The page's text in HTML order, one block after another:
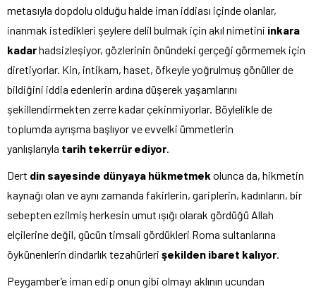
metasıyla dopdolu olduğu halde iman iddiası içinde olanlar,
inanmak istedikleri şeylere delil bulmak için akıl nimetini inkara
kadarhadsizleşiyor, gözlerinin önündeki gerçeği görmemek için
diretiyorlar. Kin, intikam, haset, öfkeyle yoğrulmuş gönüller de
bildiğini iddia edenlerin ardına düşerek yaşamlarını
şekillendirmekten zerre kadar çekinmiyorlar. Böylelikle de
toplumda ayrışma başlıyor ve evvelki ümmetlerin
yanlışlarıyla tarih tekerrür ediyor
Dert din sayesinde dünyaya hükmetmek olunca da, hikmetin
kaynağı olan ve aynı zamanda fakirlerin, gariplerin, kadınların, bir
sebepten ezilmiş herkesin umut ışığı olarak gördüğü Allah
elçilerine değil, gücün timsali gördükleri Roma sultanlarına
öykünenlerin dindarlık tezahürleri şekilden ibaret kalıyor
Peygamber’e iman edip onun gibi olmayı aklının ucundan